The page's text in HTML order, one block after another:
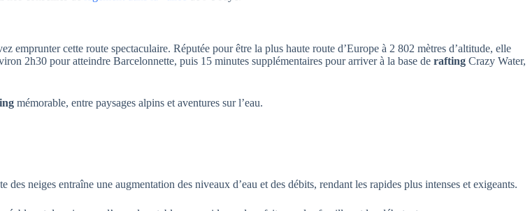
cette route spectaculaire. Réputée pour être la plus haute route d’Europe à 2 802 mètres d’altitude, elle
2h30 pour atteindre Barcelonnette, puis 15 minutes supplémentaires pour arriver à la base de rafting Crazy Water,
mémorable, entre paysages alpins et aventures sur l’eau.
des neiges entraîne une augmentation des niveaux d’eau et des débits, rendant les rapides plus intenses et exigeants.